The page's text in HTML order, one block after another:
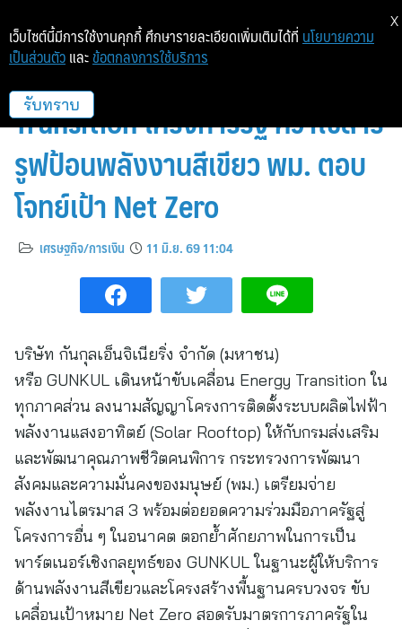
GUNKUL เดินหน้า Energy
Transition โครงการรัฐ คว้าโซลาร์
รูฟป้อนพลังงานสีเขียว พม. ตอบ
โจทย์เป้า Net Zero
เศรษฐกิจ/การเงิน 11 มิ.ย. 69 11:04
บริษัท กันกุลเอ็นจิเนียริ่ง จำกัด (มหาชน)
หรือ GUNKUL เดินหน้าขับเคลื่อน Energy Transition ใน
ทุกภาคส่วน ลงนามสัญญาโครงการติดตั้งระบบผลิตไฟฟ้า
พลังงานแสงอาทิตย์ (Solar Rooftop) ให้กับกรมส่งเสริม
และพัฒนาคุณภาพชีวิตคนพิการ กระทรวงการพัฒนา
สังคมและความมั่นคงของมนุษย์ (พม.) เตรียมจ่าย
พลังงานไตรมาส 3 พร้อมต่อยอดความร่วมมือภาครัฐสู่
โครงการอื่น ๆ ในอนาคต ตอกย้ำศักยภาพในการเป็น
พาร์ตเนอร์เชิงกลยุทธ์ของ GUNKUL ในฐานะผู้ให้บริการ
ด้านพลังงานสีเขียวและโครงสร้างพื้นฐานครบวงจร ขับ
เคลื่อนเป้าหมาย Net Zero สอดรับมาตรการภาครัฐใน
เว็บไซต์นี้มีการใช้งานคุกกี้ ศึกษารายละเอียดเพิ่มเติมได้ที่ นโยบายความ
เป็นส่วนตัว และ ข้อตกลงการใช้บริการ
รับทราบ
X